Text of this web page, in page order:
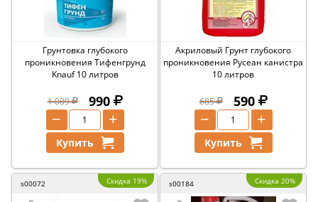
Грунтовка глубокого
проникновения Тифенгрунд
Knauf 10 литров
1 089 990
+
−
Купить
Акриловый Грунт глубокого
проникновения Русеан канистра
10 литров
685 590
+
−
Купить
s00072 Скидка 19% s00184 Скидка 20%